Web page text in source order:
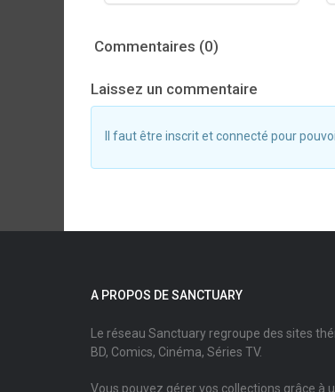
Commentaires (0)
Laissez un commentaire
Il faut être inscrit et connecté pour
A PROPOS DE SANCTUARY
Le réseau Sanctuary regroupe des sites
BD, Comics, Cinéma, Séries TV.
Vous pouvez gérer vos collections grâce à